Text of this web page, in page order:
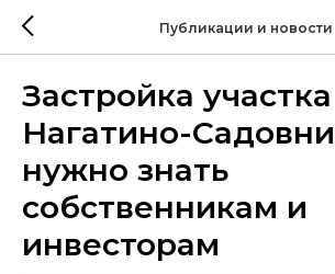
Публикации и новости
Застройка
Нагатино-
нужно знать
собственникам и
инвесторам